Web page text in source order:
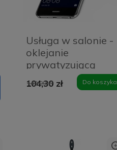
Usługa w salonie -
oklejanie
prywatyzującą
folią ochronną
PanzerGlass -
104,30 zł
149,00 zł Do koszyka